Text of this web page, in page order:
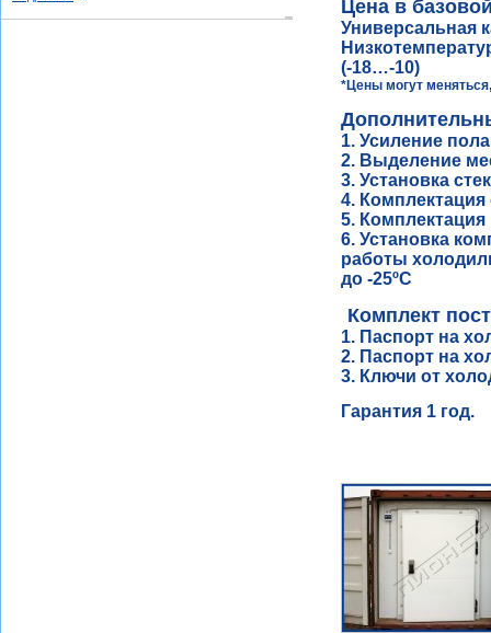
Цена в
Универсальная
(-18…-10)
*Цены могут
1. Усиление
2. Выделение
3. Установка
4.
5.
6. Установка
работы
до -25ºС
Комплект
1. Паспорт на
2. Паспорт на
3. Ключи от
Гарантия 1 год.